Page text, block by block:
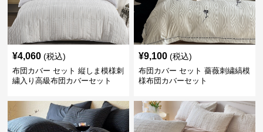
¥4,060 (税込)
布団カバー セット 縦しま模様刺
繍入り高級布団カバーセット
¥9,100 (税込)
布団カバー セット 薔薇刺繍縞模
様布団カバーセット